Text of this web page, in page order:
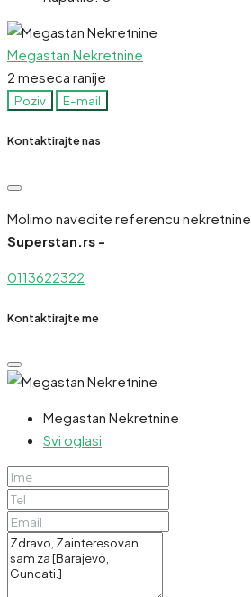
Megastan Nekretnine
2 meseca ranije
Poziv E-mail
Kontaktirajte nas
Molimo navedite referencu nekretnine
Superstan.rs -
0113622322
Kontaktirajte me
Megastan Nekretnine
Svi oglasi